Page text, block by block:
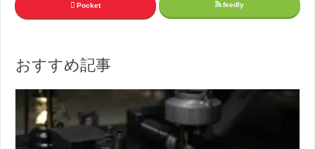
Pocket feedly
おすすめ記事